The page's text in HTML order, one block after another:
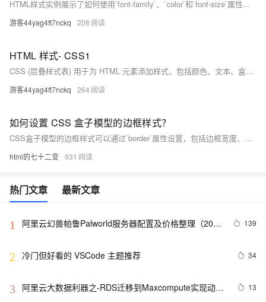
HTML样式实例展示了如何使用`font-family`、`color`和`font-size`属性来定义字体样式，以及使用`text-align`属性来设置文本的对齐方式。示例包括标题和段落的样式设置。
游客44yag4ft7nckq 208
HTML 样式- CSS1
CSS (层叠样式表) 用于为 HTML 元素添加样式，包括颜色、文本、盒子模型等。CSS 可以通过内联样式、内部样式表或外部引用的方式添加到 HTML 中。推荐使用外部引用方式。本教程将介绍如何使用 CSS 为 HTML 添加样式，并提供实例演示。
游客44yag4ft7nckq 264
如何设置 CSS 盒子模型的边框样式？
CSS盒子模型的边框样式可以通过`border`属性设置，包括边框宽度、样式和颜色。例如：`border: 2px solid red;` 设置了2像素宽的红色实线边框。也可分别设置四边，如`border-top`、`border-right`等。
html的七十二变 931
热门文章 最新文章
1
阿里云幻兽帕鲁Palworld服务器配置及价格整理（2024
139
2 冷门但好看的 VSCode 主题推荐 34
3
阿里云大数据利器之-RDS迁移到Maxcompute实现动态
13